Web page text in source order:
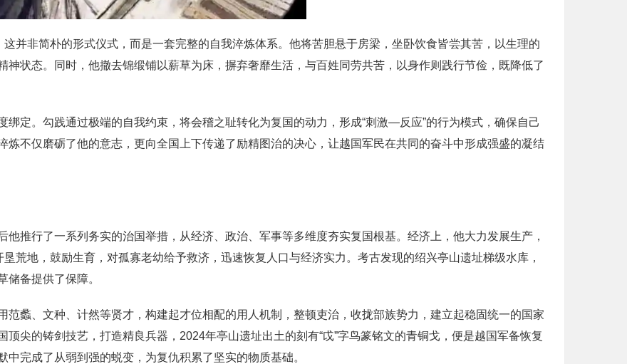
这并非简朴的形式仪式，而是一套完整的自我淬炼体系。他将苦胆悬于房梁，坐卧饮食皆尝其苦，以生理的
状态。同时，他撤去锦缎铺以薪草为床，摒弃奢靡生活，与百姓同劳共苦，以身作则践行节俭，既降低了
定。勾践通过极端的自我约束，将会稽之耻转化为复国的动力，形成“刺激—反应”的行为模式，确保自己
炼不仅磨砺了他的意志，更向全国上下传递了励精图治的决心，让越国军民在共同的奋斗中形成强盛的凝结
推行了一系列务实的治国举措，从经济、政治、军事等多维度夯实复国根基。经济上，他大力发展生产，
荒地，鼓励生育，对孤寡老幼给予救济，迅速恢复人口与经济实力。考古发现的绍兴亭山遗址梯级水库，
储备提供了保障。
范蠡、文种、计然等贤才，构建起才位相配的用人机制，整顿吏治，收拢部族势力，建立起稳固统一的国家
尖的铸剑技艺，打造精良兵器，2024年亭山遗址出土的刻有“戉”字鸟篆铭文的青铜戈，便是越国军备恢复
完成了从弱到强的蜕变，为复仇积累了坚实的物质基础。